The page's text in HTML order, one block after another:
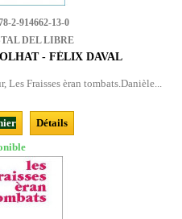
2-914662-13-0
DEL LIBRE
- FÉLIX DAVAL
Les Fraisses èran tombats.Danièle...
Détails